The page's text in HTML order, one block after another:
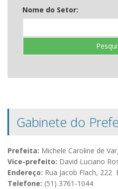
Nome do Setor:
Gabinete do
Prefeita: Michele Caroline de
Vice-prefeito: David Luciano
Endereço: Rua Jacob Flach, 222
Telefone: (51) 3761-1044